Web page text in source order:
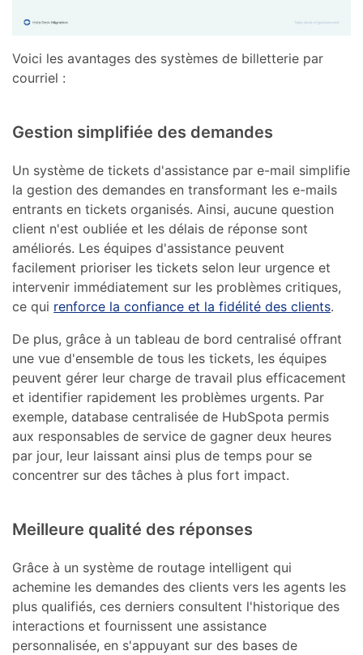
Voici les avantages des systèmes de billetterie par
courriel :
Gestion simplifiée des demandes
Un système de tickets d'assistance par e-mail simplifie
la gestion des demandes en transformant les e-mails
entrants en tickets organisés. Ainsi, aucune question
client n'est oubliée et les délais de réponse sont
améliorés. Les équipes d'assistance peuvent
facilement prioriser les tickets selon leur urgence et
intervenir immédiatement sur les problèmes critiques,
ce qui renforce la confiance et la fidélité des clients.
De plus, grâce à un tableau de bord centralisé offrant
une vue d'ensemble de tous les tickets, les équipes
peuvent gérer leur charge de travail plus efficacement
et identifier rapidement les problèmes urgents. Par
exemple, database centralisée de HubSpota permis
aux responsables de service de gagner deux heures
par jour, leur laissant ainsi plus de temps pour se
concentrer sur des tâches à plus fort impact.
Meilleure qualité des réponses
Grâce à un système de routage intelligent qui
achemine les demandes des clients vers les agents les
plus qualifiés, ces derniers consultent l'historique des
interactions et fournissent une assistance
personnalisée, en s'appuyant sur des bases de